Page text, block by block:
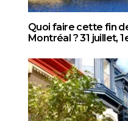
Quoi faire cette fin
Montréal ? 31 juillet,